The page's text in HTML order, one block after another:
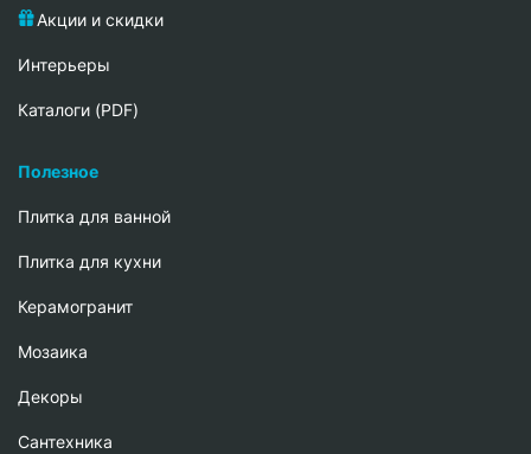
Акции и скидки
Интерьеры
Каталоги (PDF)
Полезное
Плитка для ванной
Плитка для кухни
Керамогранит
Мозаика
Декоры
Сантехника